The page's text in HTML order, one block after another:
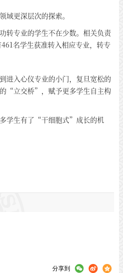
域更深层次的探索。
转专业的学生不在少数。相关负责
名学生获准转入相应专业，转专
进入心仪专业的小门，复旦宽松的
“立交桥”，赋予更多学生自主构
学生有了“干细胞式”成长的机
分享到